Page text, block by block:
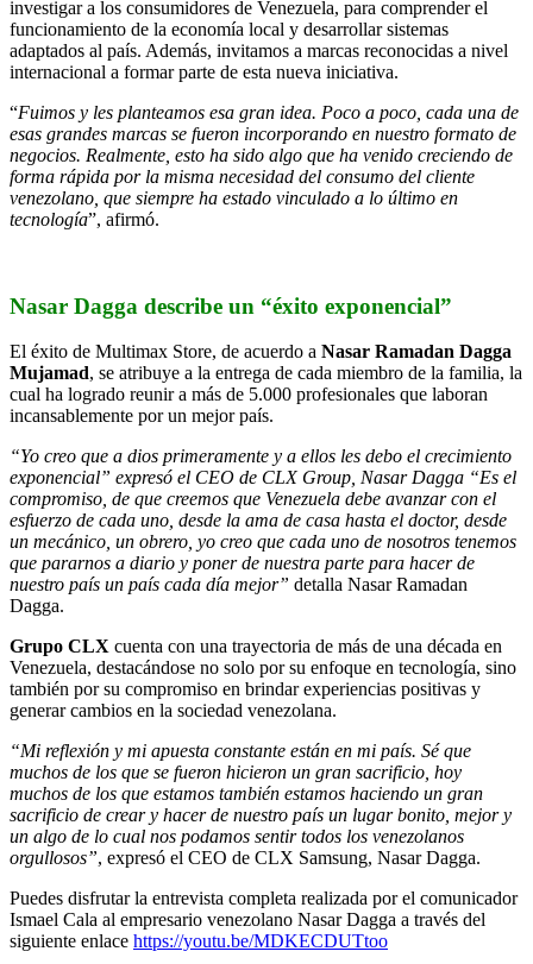
investigar a los consumidores de Venezuela, para comprender el
funcionamiento de la economía local y desarrollar sistemas
adaptados al país. Además, invitamos a marcas reconocidas a nivel
internacional a formar parte de esta nueva iniciativa.
“Fuimos y les planteamos esa gran idea. Poco a poco, cada una de
esas grandes marcas se fueron incorporando en nuestro formato de
negocios. Realmente, esto ha sido algo que ha venido creciendo de
forma rápida por la misma necesidad del consumo del cliente
venezolano, que siempre ha estado vinculado a lo último en
tecnología”, afirmó.
Nasar Dagga describe un “éxito exponencial”
El éxito de Multimax Store, de acuerdo a Nasar Ramadan Dagga
Mujamad, se atribuye a la entrega de cada miembro de la familia, la
cual ha logrado reunir a más de 5.000 profesionales que laboran
incansablemente por un mejor país.
“Yo creo que a dios primeramente y a ellos les debo el crecimiento
exponencial” expresó el CEO de CLX Group, Nasar Dagga “Es el
compromiso, de que creemos que Venezuela debe avanzar con el
esfuerzo de cada uno, desde la ama de casa hasta el doctor, desde
un mecánico, un obrero, yo creo que cada uno de nosotros tenemos
que pararnos a diario y poner de nuestra parte para hacer de
nuestro país un país cada día mejor” detalla Nasar Ramadan
Dagga.
Grupo CLX cuenta con una trayectoria de más de una década en
Venezuela, destacándose no solo por su enfoque en tecnología, sino
también por su compromiso en brindar experiencias positivas y
generar cambios en la sociedad venezolana.
“Mi reflexión y mi apuesta constante están en mi país. Sé que
muchos de los que se fueron hicieron un gran sacrificio, hoy
muchos de los que estamos también estamos haciendo un gran
sacrificio de crear y hacer de nuestro país un lugar bonito, mejor y
un algo de lo cual nos podamos sentir todos los venezolanos
orgullosos”, expresó el CEO de CLX Samsung, Nasar Dagga.
Puedes disfrutar la entrevista completa realizada por el comunicador
Ismael Cala al empresario venezolano Nasar Dagga a través del
siguiente enlace https://youtu.be/MDKECDUTtoo